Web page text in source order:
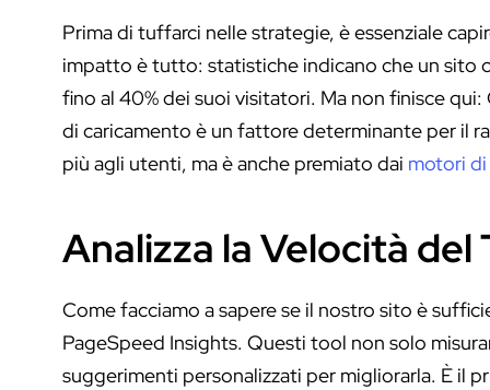
Prima di tuffarci nelle strategie, è essenziale
impatto è tutto: statistiche indicano che un sito
fino al 40% dei suoi visitatori. Ma non finisce
di caricamento è un fattore determinante per il
più agli utenti, ma è anche premiato dai motori di
Analizza la Velocità del
Come facciamo a sapere se il nostro sito è
PageSpeed Insights. Questi tool non solo
suggerimenti personalizzati per migliorarla. È il